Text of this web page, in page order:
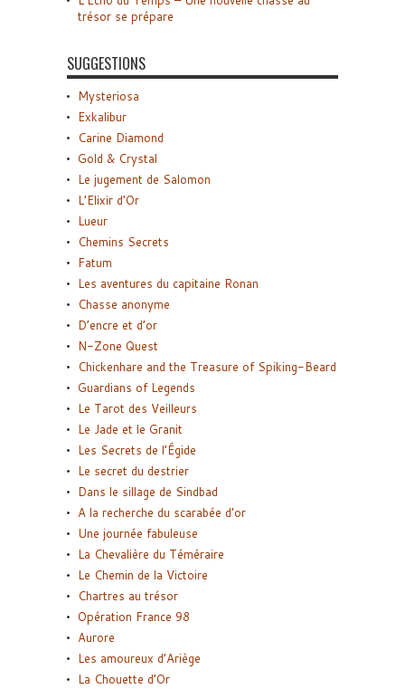
trésor se prépare
SUGGESTIONS
Mysteriosa
Exkalibur
Carine Diamond
Gold & Crystal
Le jugement de Salomon
L’Elixir d’Or
Lueur
Chemins Secrets
Fatum
Les aventures du capitaine Ronan
Chasse anonyme
D’encre et d’or
N-Zone Quest
Chickenhare and the Treasure of Spiking-Beard
Guardians of Legends
Le Tarot des Veilleurs
Le Jade et le Granit
Les Secrets de l’Égide
Le secret du destrier
Dans le sillage de Sindbad
A la recherche du scarabée d’or
Une journée fabuleuse
La Chevalière du Téméraire
Le Chemin de la Victoire
Chartres au trésor
Opération France 98
Aurore
Les amoureux d’Ariège
La Chouette d’Or